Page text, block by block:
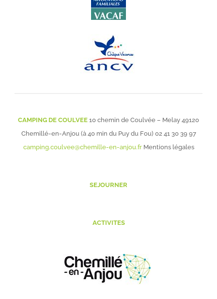
CAMPING DE COULVEE 10 chemin de Coulvée – Melay 49120
Chemillé-en-Anjou (à 40 min du Puy du Fou) 02 41 30 39 97
camping.coulvee@chemille-en-anjou.fr Mentions légales
SEJOURNER
ACTIVITES